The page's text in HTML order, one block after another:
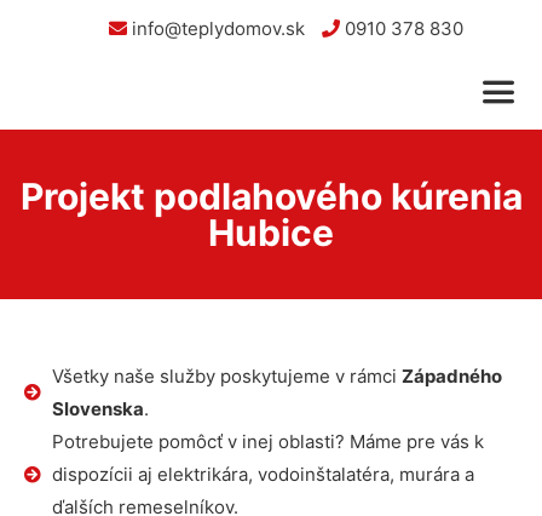
info@teplydomov.sk 0910 378 830
Projekt podlahového kúrenia
Hubice
Všetky naše služby poskytujeme v rámci Západného
Slovenska.
Potrebujete pomôcť v inej oblasti? Máme pre vás k
dispozícii aj elektrikára, vodoinštalatéra, murára a
ďalších remeselníkov.